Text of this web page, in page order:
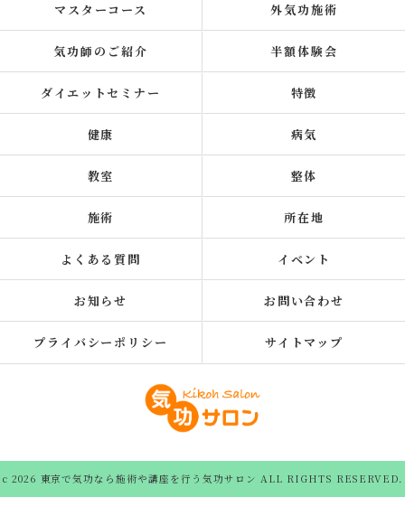
マスターコース 外気功施術
気功師のご紹介 半額体験会
ダイエットセミナー 特徴
健康 病気
教室 整体
施術 所在地
よくある質問 イベント
お知らせ お問い合わせ
プライバシーポリシー サイトマップ
c 2026 東京で気功なら施術や講座を行う気功サロン ALL RIGHTS RESERVED.